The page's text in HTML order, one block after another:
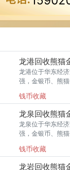
龙港位于华东经
强，金银币、熊
熊猫金币的需求
回收渠道里，能
钱币收藏
龙泉位于华东经
强，金银币、熊
熊猫金币的需求
回收渠道里，能
钱币收藏